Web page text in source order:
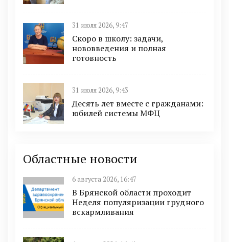
31 июля 2026, 9:47
Скоро в школу: задачи,
нововведения и полная
готовность
31 июля 2026, 9:43
Десять лет вместе с гражданами:
юбилей системы МФЦ
Областные новости
6 августа 2026, 16:47
В Брянской области проходит
Неделя популяризации грудного
вскармливания